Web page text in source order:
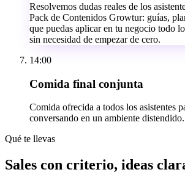
Resolvemos dudas reales de los
Pack de Contenidos Growtur: guías,
que puedas aplicar en tu negocio todo
sin necesidad de empezar de cero.
14:00
Comida final conjunta
Comida ofrecida a todos los asistentes
conversando en un ambiente distendido.
Qué te llevas
Sales con criterio, ideas